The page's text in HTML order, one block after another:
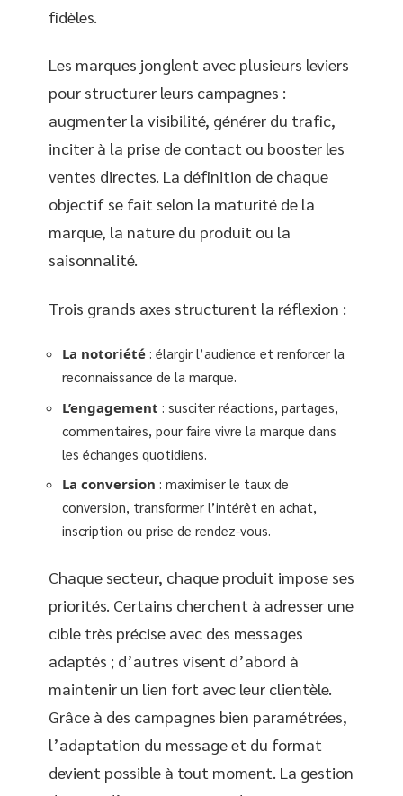
fidèles.
Les marques jonglent avec plusieurs leviers
pour structurer leurs campagnes :
augmenter la visibilité, générer du trafic,
inciter à la prise de contact ou booster les
ventes directes. La définition de chaque
objectif se fait selon la maturité de la
marque, la nature du produit ou la
saisonnalité.
Trois grands axes structurent la réflexion :
La notoriété : élargir l’audience et renforcer la
reconnaissance de la marque.
L’engagement : susciter réactions, partages,
commentaires, pour faire vivre la marque dans
les échanges quotidiens.
La conversion : maximiser le taux de
conversion, transformer l’intérêt en achat,
inscription ou prise de rendez-vous.
Chaque secteur, chaque produit impose ses
priorités. Certains cherchent à adresser une
cible très précise avec des messages
adaptés ; d’autres visent d’abord à
maintenir un lien fort avec leur clientèle.
Grâce à des campagnes bien paramétrées,
l’adaptation du message et du format
devient possible à tout moment. La gestion